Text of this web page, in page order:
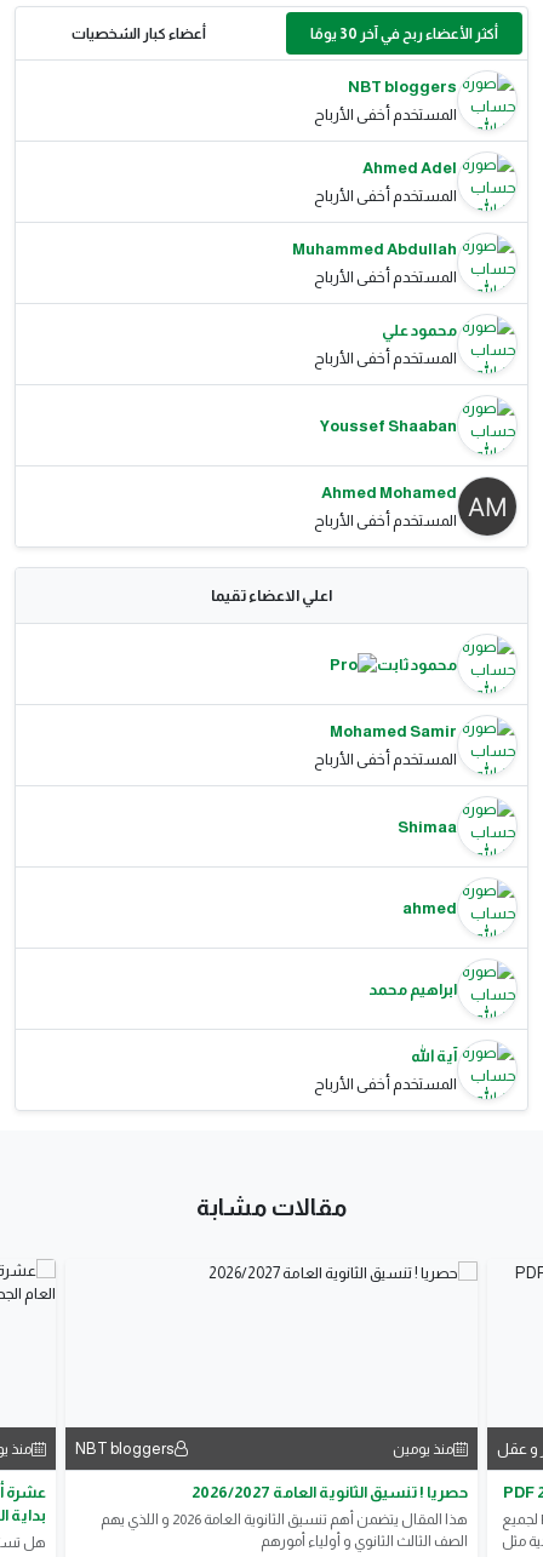
أكثر الأعضاء ربح في آخر 30 يومًا أعضاء كبار الشخصيات
NBT bloggers
المستخدم أخفى الأرباح
Ahmed Adel
المستخدم أخفى الأرباح
Muhammed Abdullah
المستخدم أخفى الأرباح
محمود علي
المستخدم أخفى الأرباح
Youssef Shaaban
Ahmed Mohamed
المستخدم أخفى الأرباح
اعلي الاعضاء تقيما
محمود ثابت
Mohamed Samir
المستخدم أخفى الأرباح
Shimaa
ahmed
ابراهيم محمد
آية الله
المستخدم أخفى الأرباح
مقالات مشابة
و عقل
تحميل جميع كتب الصف الثالث الثانوي الترم الأول 2027 PDF لجميع
مثل
منذ يومين NBT bloggers
حصريا ! تنسيق الثانوية العامة 2026/2027
هذا المقال يتضمن أهم تنسيق الثانوية العامة 2026 و اللذي يهم
الصف الثالث الثانوي و أولياء أمورهم
منذ
عشرة
بداية
هل